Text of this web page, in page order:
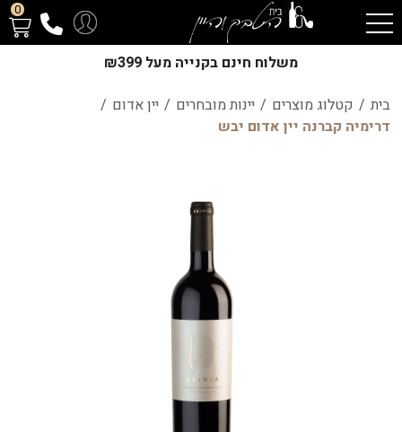
0
משלוח חינם בקנייה מעל ₪399
בית / קטלוג מוצרים / יינות מובחרים / יין אדום /
דרימיה קברנה יין אדום יבש